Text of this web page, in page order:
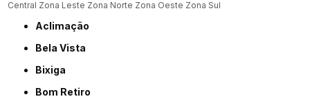
Central Zona Leste Zona Norte Zona Oeste Zona Sul
Aclimação
Bela Vista
Bixiga
Bom Retiro